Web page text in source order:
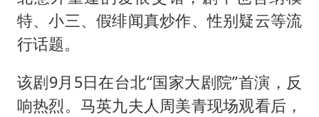
特、小三、假绯闻真炒作、性别疑云等流
行话题。
该剧9月5日在台北“国家大剧院”首演，反
响热烈。马英九夫人周美青现场观看后，